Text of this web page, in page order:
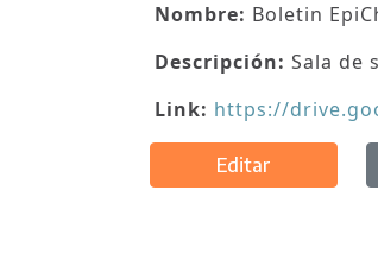
Nombre: Boletin
Descripción: Sala de
Link: https://
Editar